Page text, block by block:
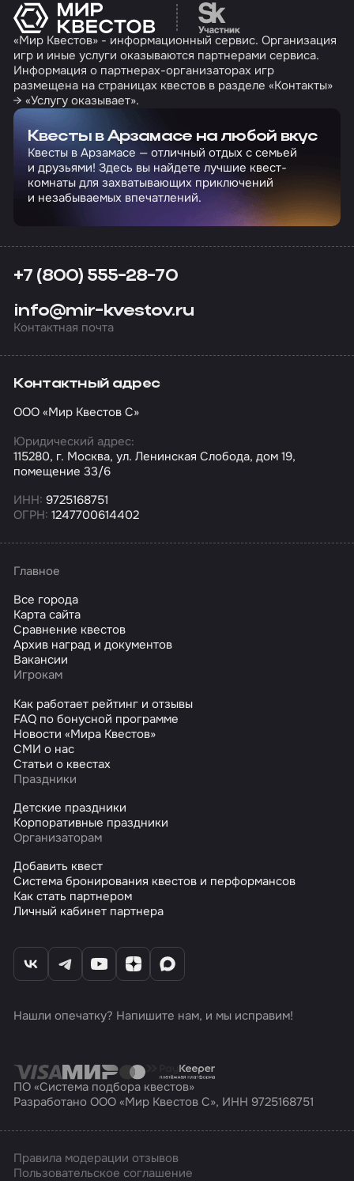
Перейти на сайт
«Мир Квестов» - информационный сервис. Организация
игр и иные услуги оказываются партнерами сервиса.
Информация о партнерах-организаторах игр
размещена на страницах квестов в разделе «Контакты»
→ «Услугу оказывает».
Квесты в Арзамасе на любой вкус
Квесты в Арзамасе — отличный отдых с семьей
и друзьями! Здесь вы найдете лучшие квест-
комнаты для захватывающих приключений
и незабываемых впечатлений.
+7 (800) 555-28-70
info@mir-kvestov.ru
Контактная почта
Контактный адрес
ООО «Мир Квестов С»
Юридический адрес:
115280, г. Москва, ул. Ленинская Слобода, дом 19,
помещение 33/6
ИНН: 9725168751
ОГРН: 1247700614402
Главное
Все города
Карта сайта
Сравнение квестов
Архив наград и документов
Вакансии
Игрокам
Как работает рейтинг и отзывы
FAQ по бонусной программе
Новости «Мира Квестов»
СМИ о нас
Статьи о квестах
Праздники
Детские праздники
Корпоративные праздники
Организаторам
Добавить квест
Система бронирования квестов и перформансов
Как стать партнером
Личный кабинет партнера
Нашли опечатку? Напишите нам, и мы исправим!
ПО «Система подбора квестов»
Разработано ООО «Мир Квестов С», ИНН 9725168751
Правила модерации отзывов
Пользовательское соглашение